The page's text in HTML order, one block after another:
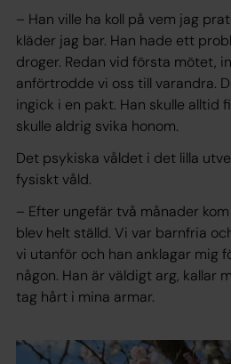
– Han ville ha koll på vem jag
kläder jag bar. Han hade ett
droger. Redan vid första mötet,
anförtrodde vi oss till varandra.
ingick i en pakt. Han skulle alltid
skulle aldrig svika honom.
Det psykiska våldet i det lilla
fysiskt våld.
– Efter ungefär två månader
blev helt ställd. Vi var barnfria
vi utanför och han anklagar mig
någon. Han är väldigt arg, kallar
tag hårt i mina armar.